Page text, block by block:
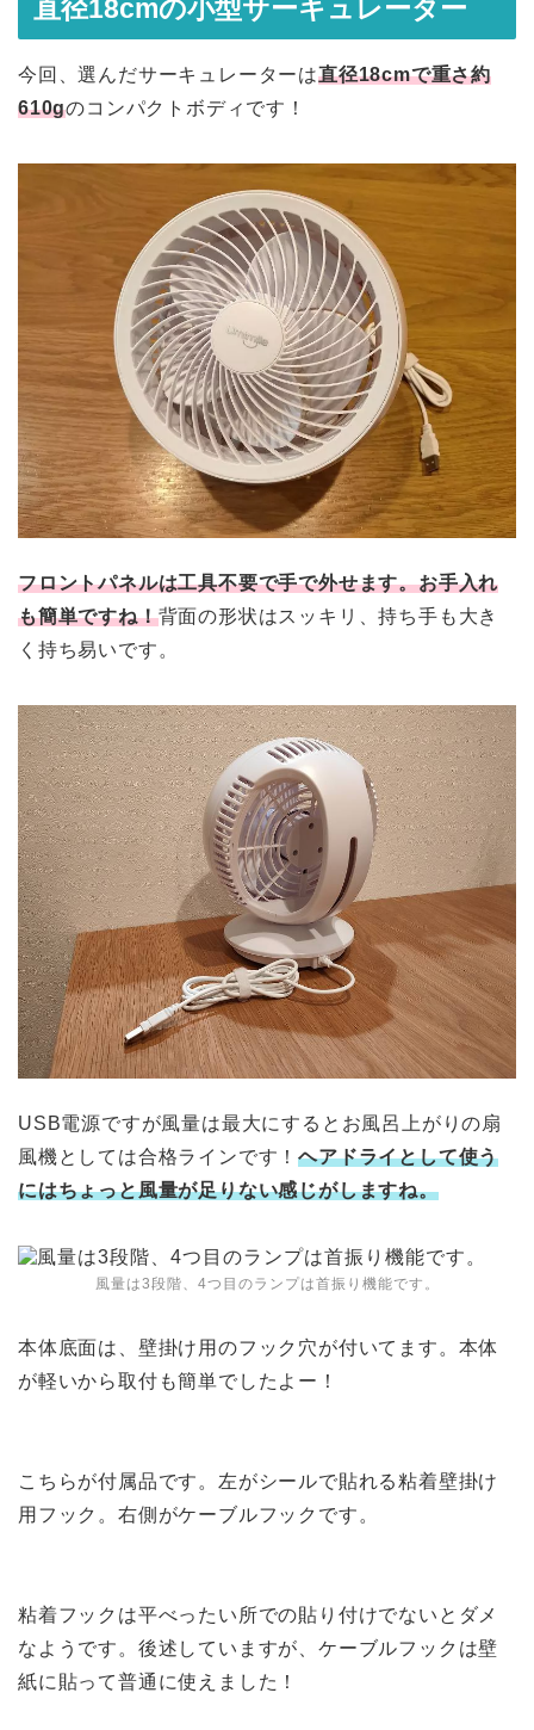
直径18cmの小型サーキュレーター
今回、選んだサーキュレーターは直径18cmで重さ約
610gのコンパクトボディです！
フロントパネルは工具不要で手で外せます。お手入れ
も簡単ですね！背面の形状はスッキリ、持ち手も大き
く持ち易いです。
USB電源ですが風量は最大にするとお風呂上がりの扇
風機としては合格ラインです！ヘアドライとして使う
にはちょっと風量が足りない感じがしますね。
風量は3段階、4つ目のランプは首振り機能です。
本体底面は、壁掛け用のフック穴が付いてます。本体
が軽いから取付も簡単でしたよー！
こちらが付属品です。左がシールで貼れる粘着壁掛け
用フック。右側がケーブルフックです。
粘着フックは平べったい所での貼り付けでないとダメ
なようです。後述していますが、ケーブルフックは壁
紙に貼って普通に使えました！